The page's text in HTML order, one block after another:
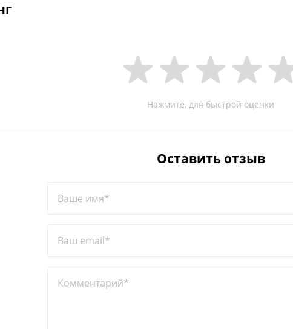
Нажмите, для быстрой оценки
Оставить отзыв
Ваше имя*
Ваш email*
Комментарий*